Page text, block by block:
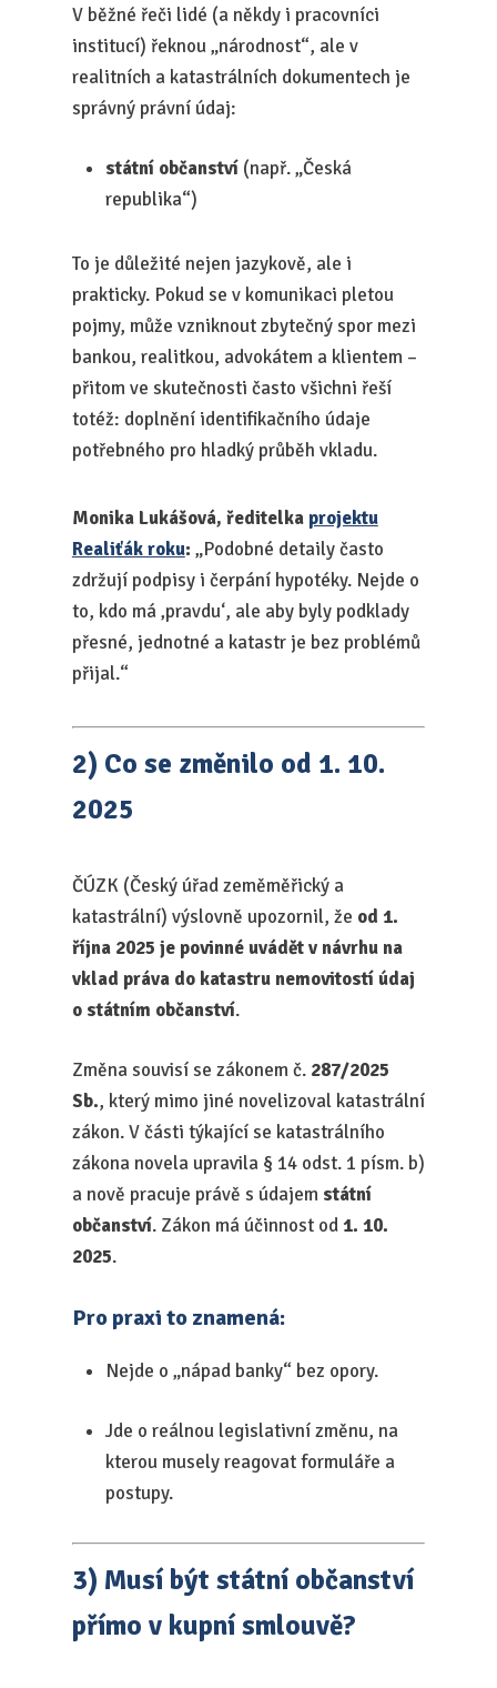
V běžné řeči lidé (a někdy i pracovníci
institucí) řeknou „národnost“, ale v
realitních a katastrálních dokumentech je
správný právní údaj:
státní občanství(např. „Česká
republika“)
To je důležité nejen jazykově, ale i
prakticky. Pokud se v komunikaci pletou
pojmy, může vzniknout zbytečný spor mezi
bankou, realitkou, advokátem a klientem –
přitom ve skutečnosti často všichni řeší
totéž: doplnění identifikačního údaje
potřebného pro hladký průběh vkladu.
Monika Lukášová, ředitelka projektu
Realiťák roku: „Podobné detaily často
zdržují podpisy i čerpání hypotéky. Nejde o
to, kdo má ‚pravdu‘, ale aby byly podklady
přesné, jednotné a katastr je bez problémů
přijal.“
2) Co se změnilo od 1. 10.
2025
ČÚZK (Český úřad zeměměřický a
katastrální) výslovně upozornil, že od 1.
října 2025 je povinné uvádět v návrhu na
vklad práva do katastru nemovitostí údaj
o státním občanství.
Změna souvisí se zákonem č. 287/2025
Sb., který mimo jiné novelizoval katastrální
zákon. V části týkající se katastrálního
zákona novela upravila § 14 odst. 1 písm. b)
a nově pracuje právě s údajem státní
občanství. Zákon má účinnost od 1. 10.
2025.
Pro praxi to znamená:
Nejde o „nápad banky“ bez opory.
Jde o reálnou legislativní změnu, na
kterou musely reagovat formuláře a
postupy.
3) Musí být státní občanství
přímo v kupní smlouvě?